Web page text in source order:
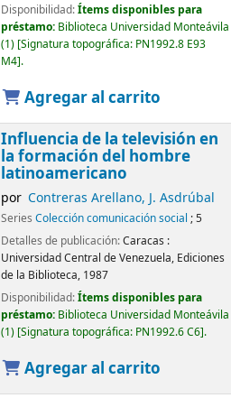
Disponibilidad:Ítems disponibles para
préstamo: Biblioteca Universidad Monteávila
(1) Signatura topográfica: PN1992.8 E93
M4 .
Agregar al carrito
Influencia de la televisión en
la formación del hombre
latinoamericano
por Contreras Arellano, J. Asdrúbal
Series Colección comunicación social ; 5
Detalles de publicación:Caracas :
Universidad Central de Venezuela, Ediciones
de la Biblioteca, 1987
Disponibilidad:Ítems disponibles para
préstamo: Biblioteca Universidad Monteávila
(1) Signatura topográfica: PN1992.6 C6 .
Agregar al carrito